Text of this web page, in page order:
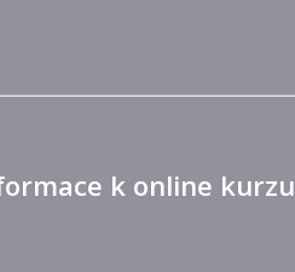
k online kurzu